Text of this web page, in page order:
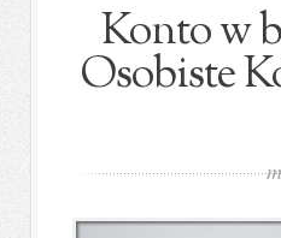
Konto w
Osobiste